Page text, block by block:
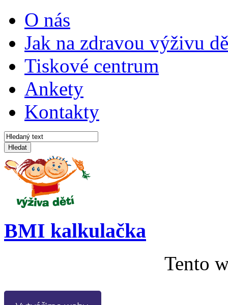
O nás
Jak na zdravou výživu
Tiskové centrum
Ankety
Kontakty
Hledat
BMI kalkulačka
Tento